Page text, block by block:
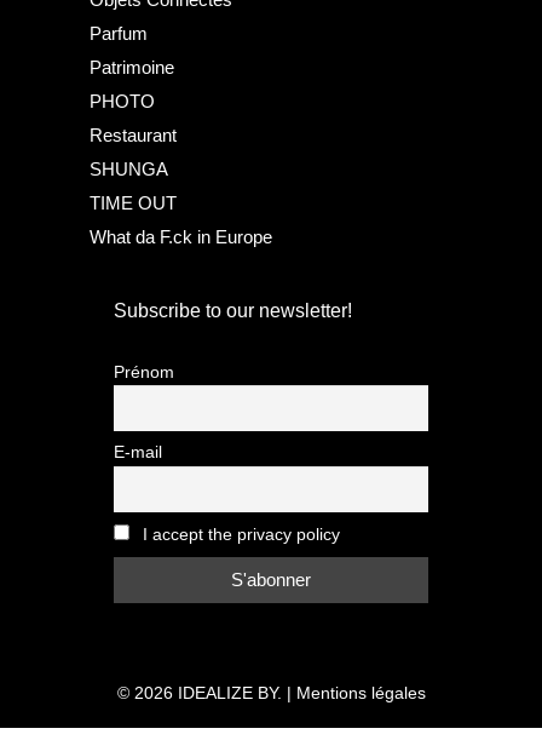
Parfum
Patrimoine
PHOTO
Restaurant
SHUNGA
TIME OUT
What da F.ck in Europe
Subscribe to our newsletter!
Prénom
E-mail
I accept the privacy policy
© 2026 IDEALIZE BY. | Mentions légales